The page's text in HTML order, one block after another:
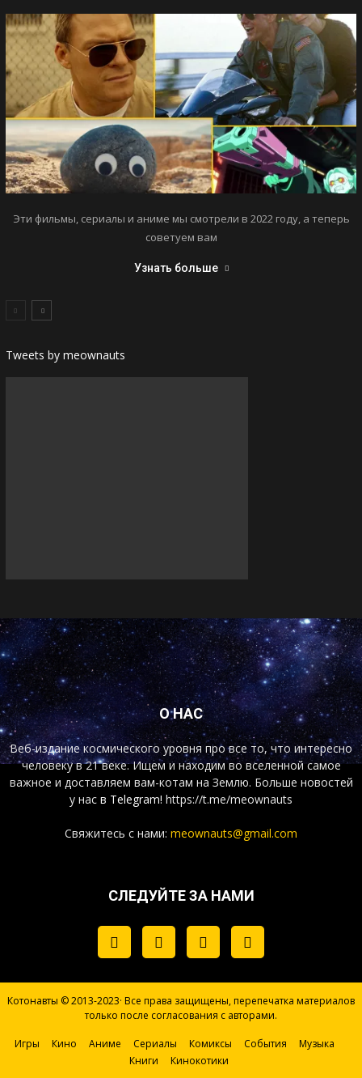
Эти фильмы, сериалы и аниме мы смотрели в 2022 году, а теперь
советуем вам
Узнать больше
Tweets by meownauts
О НАС
Веб-издание космического уровня про все то, что интересно
человеку в 21 веке. Ищем и находим во вселенной самое
важное и доставляем вам-котам на Землю. Больше новостей
у нас в Telegram! https://t.me/meownauts
Свяжитесь с нами: meownauts@gmail.com
СЛЕДУЙТЕ ЗА НАМИ
Котонавты © 2013-2023· Все права защищены, перепечатка материалов
только после согласования с авторами.
Игры Кино Аниме Сериалы Комиксы События
Музыка
Книги
Кинокотики